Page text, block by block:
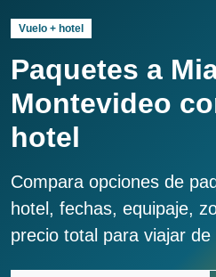
Vuelo + hotel
Paquetes a
Montevideo
hotel
Compara opciones de
hotel, fechas, equipaje,
precio total para viajar